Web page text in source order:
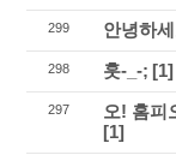
299 안녕하
298 훗-_-; [1]
297
오! 홈피
[1]